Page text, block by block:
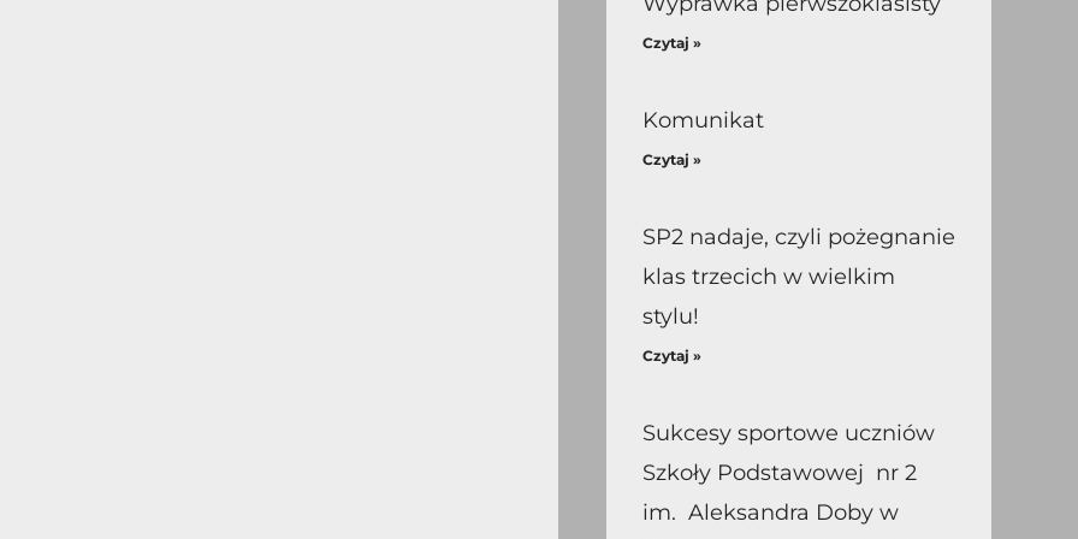
Czytaj »
Komunikat
Czytaj »
SP2 nadaje, czyli pożegnanie
klas trzecich w wielkim
stylu!
Czytaj »
Sukcesy sportowe uczniów
Szkoły Podstawowej nr 2
im. Aleksandra Doby w